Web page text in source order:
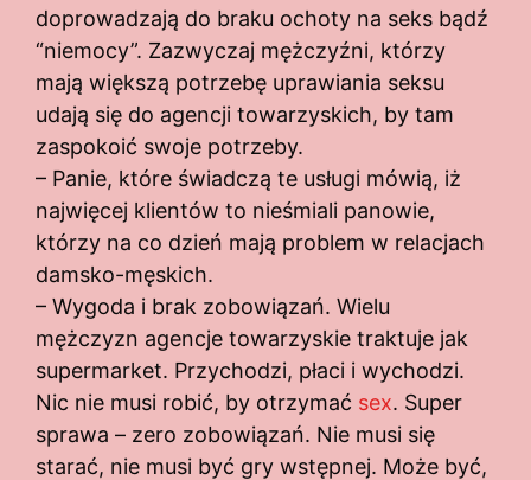
doprowadzają do braku ochoty na seks bądź
“niemocy”. Zazwyczaj mężczyźni, którzy
mają większą potrzebę uprawiania seksu
udają się do agencji towarzyskich, by tam
zaspokoić swoje potrzeby.
– Panie, które świadczą te usługi mówią, iż
najwięcej klientów to nieśmiali panowie,
którzy na co dzień mają problem w relacjach
damsko-męskich.
– Wygoda i brak zobowiązań. Wielu
mężczyzn agencje towarzyskie traktuje jak
supermarket. Przychodzi, płaci i wychodzi.
Nic nie musi robić, by otrzymać sex. Super
sprawa – zero zobowiązań. Nie musi się
starać, nie musi być gry wstępnej. Może być,